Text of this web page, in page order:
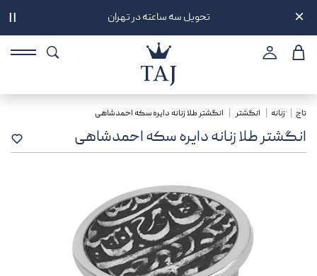
تحویل سه ساعته در تهران
تاج زنانه انگشتر انگشتر طلا زنانه دایره سکه احمدشاهی
انگشتر طلا زنانه دایره سکه احمدشاهی